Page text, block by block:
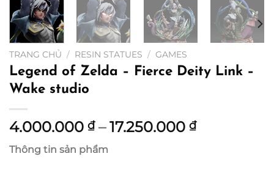
TRANG CHỦ / RESIN STATUES / GAMES
Legend of Zelda – Fierce Deity Link –
Wake studio
4.000.000 ₫ – 17.250.000 ₫Khoảng
Thông tin sản phẩm